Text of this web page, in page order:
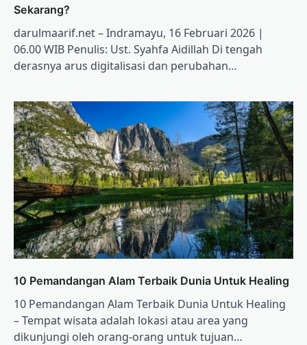
Sekarang?
darulmaarif.net – Indramayu, 16 Februari 2026 |
06.00 WIB Penulis: Ust. Syahfa Aidillah Di tengah
derasnya arus digitalisasi dan perubahan…
10 Pemandangan Alam Terbaik Dunia Untuk Healing
10 Pemandangan Alam Terbaik Dunia Untuk Healing
– Tempat wisata adalah lokasi atau area yang
dikunjungi oleh orang-orang untuk tujuan…